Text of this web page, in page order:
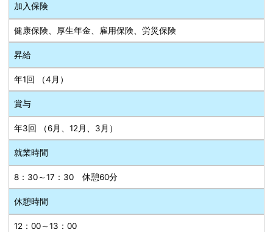
加入保険
健康保険、厚生年金、雇用保険、労災保険
昇給
年1回 （4月）
賞与
年3回 （6月、12月、3月）
就業時間
8：30～17：30 休憩60分
休憩時間
12：00～13：00